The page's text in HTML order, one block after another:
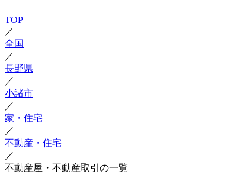
TOP
／
全国
／
長野県
／
小諸市
／
家・住宅
／
不動産・住宅
／
不動産屋・不動産取引の一覧